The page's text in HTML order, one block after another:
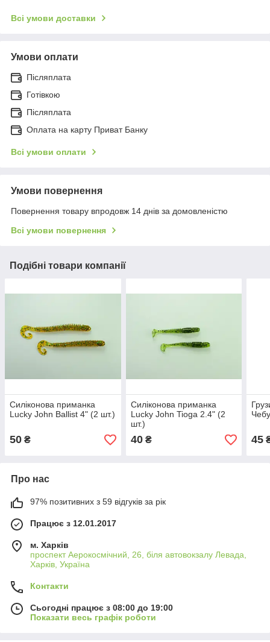
Всі умови доставки
Умови оплати
Післяплата
Готівкою
Післяплата
Оплата на карту Приват Банку
Всі умови оплати
Умови повернення
Повернення товару впродовж 14 днів за домовленістю
Всі умови повернення
Подібні товари компанії
Силіконова приманка
Lucky John Ballist 4" (2 шт.)
50 ₴
Силіконова приманка
Lucky John Tioga 2.4" (2
шт.)
40₴ 45
Про нас
97% позитивних з 59 відгуків за рік
Працює з 12.01.2017
м. Харків
проспект Аерокосмічний, 26, біля автовокзалу Левада,
Харків, Україна
Контакти
Сьогодні працює з 08:00 до 19:00
Показати весь графік роботи